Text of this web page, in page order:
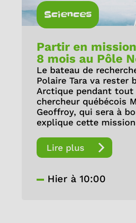
Sciences
Partir en
8 mois au Pôle
Le bateau de
Polaire Tara va rester
Arctique pendant tout
chercheur québécois
Geoffroy, qui sera à
explique cette
Lire plus
Hier à 10:00